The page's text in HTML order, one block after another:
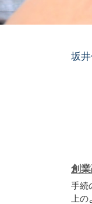
坂
創
手続
上